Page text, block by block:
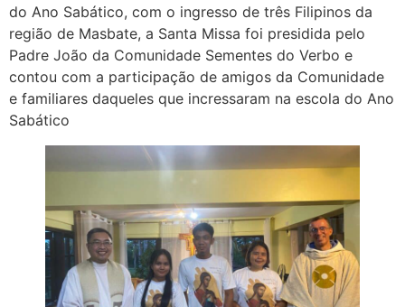
do Ano Sabático, com o ingresso de três Filipinos da
região de Masbate, a Santa Missa foi presidida pelo
Padre João da Comunidade Sementes do Verbo e
contou com a participação de amigos da Comunidade
e familiares daqueles que incressaram na escola do Ano
Sabático